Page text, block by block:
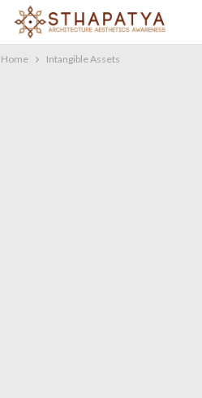
Home Intangible Assets